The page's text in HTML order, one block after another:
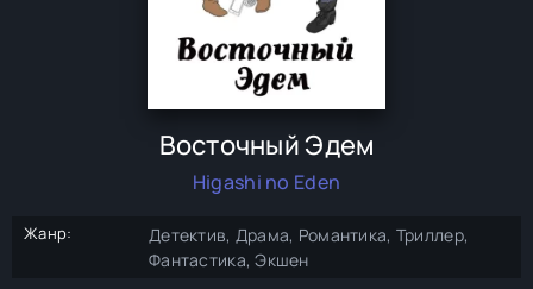
Восточный Эдем
Higashi no Eden
Жанр:
Детектив, Драма, Романтика, Триллер,
Фантастика, Экшен